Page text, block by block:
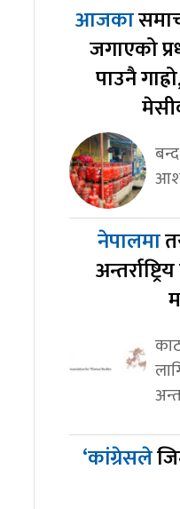
आजका
जगाएको
पाउनै
नेपालमा
‘कांग्रेसले